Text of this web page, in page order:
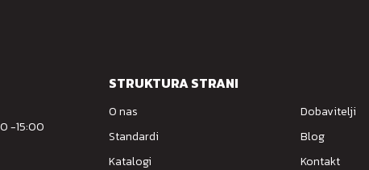
-15:00
STRUKTURA STRANI
O nas
Standardi
Katalogi
Dobavitelji
Blog
Kontakt